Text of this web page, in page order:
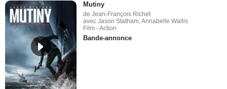
Mutiny
de Jean-François Richet
avec Jason Statham, Annabelle Wallis
Film - Action
Bande-annonce